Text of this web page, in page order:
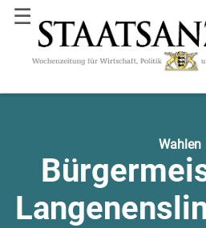
☰
Wahlen